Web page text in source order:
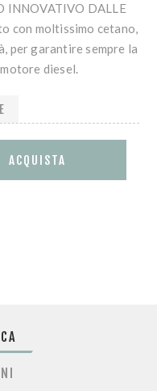
INNOVATIVO DALLE
con moltissimo cetano,
per garantire sempre la
diesel.